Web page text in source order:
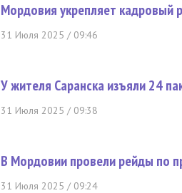
Мордовия укрепляет кадровый
31 Июля 2025 / 09:46
У жителя Саранска изъяли 24
31 Июля 2025 / 09:38
В Мордовии провели рейды по
31 Июля 2025 / 09:24